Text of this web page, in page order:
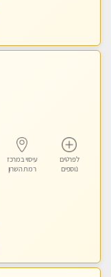
לפרטים
נוספים
עיסוי במרכז
רמת השרון